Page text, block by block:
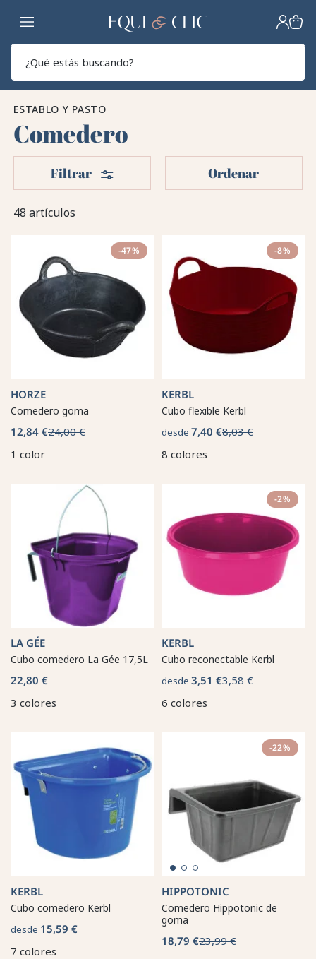
Hogar
ESTABLO Y PASTO
Comedero
48 artículos
Filtrar Filtros Ordenar
-47%
HORZE
Comedero goma
12,84 €24,00 €
1 color
-8%
KERBL
Cubo flexible Kerbl
desde 7,40 €8,03 €
8 colores
LA GÉE
Cubo comedero La Gée 17,5L
22,80 €
3 colores
-2%
KERBL
Cubo reconectable Kerbl
desde 3,51 €3,58 €
6 colores
KERBL
Cubo comedero Kerbl
desde 15,59 €
7 colores
-22%
HIPPOTONIC
Comedero Hippotonic de
goma
18,79 €23,99 €